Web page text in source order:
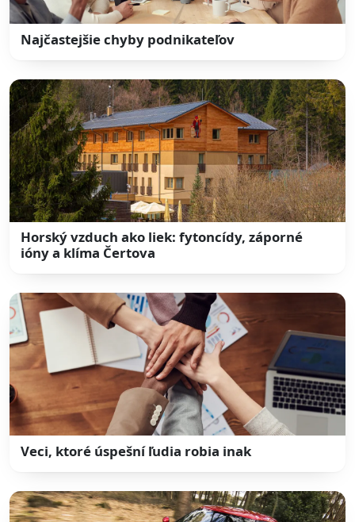
Najčastejšie chyby podnikateľov
Horský vzduch ako liek: fytoncídy, záporné
ióny a klíma Čertova
Veci, ktoré úspešní ľudia robia inak